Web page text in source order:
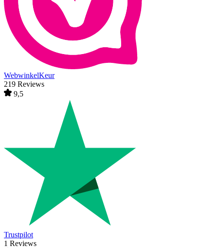
WebwinkelKeur
219 Reviews
9,5
Trustpilot
1 Reviews